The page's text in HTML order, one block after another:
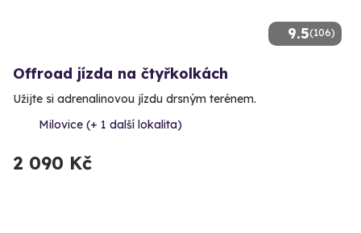
9.5(106)
Offroad jízda na čtyřkolkách
Užijte si adrenalinovou jízdu drsným terénem.
Milovice (+ 1 další lokalita)
2 090 Kč